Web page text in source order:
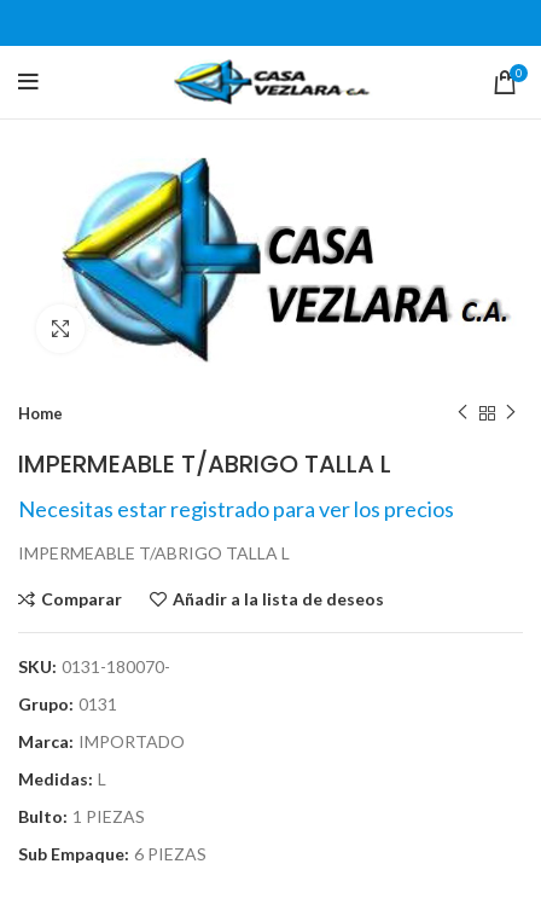
0
Click para agrandar
Home
IMPERMEABLE T/ABRIGO TALLA L
Necesitas estar registrado para ver los precios
IMPERMEABLE T/ABRIGO TALLA L
Comparar Añadir a la lista de deseos
SKU: 0131-180070-
Grupo: 0131
Marca: IMPORTADO
Medidas: L
Bulto: 1 PIEZAS
Sub Empaque: 6 PIEZAS